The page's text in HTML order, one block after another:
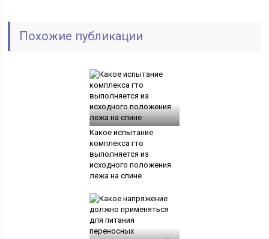
Похожие публикации
Какое испытание
комплекса гто
выполняется из
исходного положения
лежа на спине